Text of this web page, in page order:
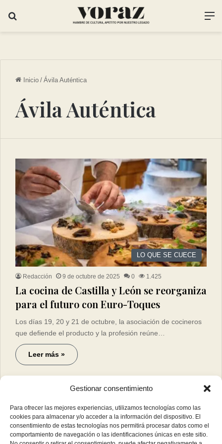
Gestionar consentimiento
Para ofrecer las mejores experiencias, utilizamos tecnologías como las
cookies para almacenar y/o acceder a la información del dispositivo. El
consentimiento de estas tecnologías nos permitirá procesar datos como el
comportamiento de navegación o las identificaciones únicas en este sitio.
Inicio / Ávila Auténtica
Ávila Auténtica
LO QUE SE CUECE
Redacción 9 de octubre de 2025 0 1.425
La cocina de Castilla y León se reorganiza
para el futuro con Euro-Toques
Los días 19, 20 y 21 de octubre, la asociación de cocineros
que defiende el producto y la profesión reúne…
Leer más »